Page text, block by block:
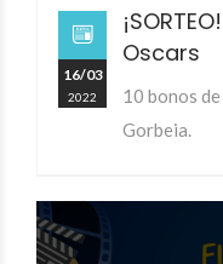
Oscars
10 bonos
Gorbeia.
16/03
2022